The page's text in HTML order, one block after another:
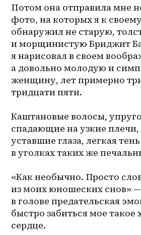
Потом она отправила мне
фото, на которых я к
обнаружил не старую,
и морщинистую Бриджит
я нарисовал в своем
а довольно молодую и
женщину, лет примерно
тридцати пяти.
Каштановые волосы,
спадающие на узкие
уставшие глаза, легкая
в уголках таких же
«Как необычно. Просто
из моих юношеских снов»
в голове предательская
быстро забиться мое такое
сердце.